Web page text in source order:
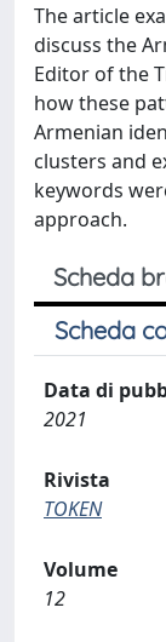
The article
discuss the
Editor of the
how these
Armenian
clusters and
keywords
approach.
Scheda
Scheda
Data di
2021
Rivista
TOKEN
Volume
12